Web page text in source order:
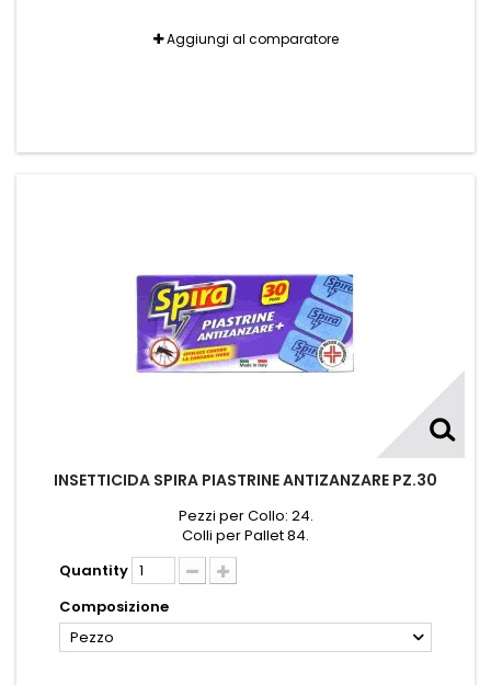
Aggiungi al comparatore
INSETTICIDA SPIRA PIASTRINE ANTIZANZARE PZ.30
Pezzi per Collo: 24.
Colli per Pallet 84.
Quantity
Composizione
Pezzo